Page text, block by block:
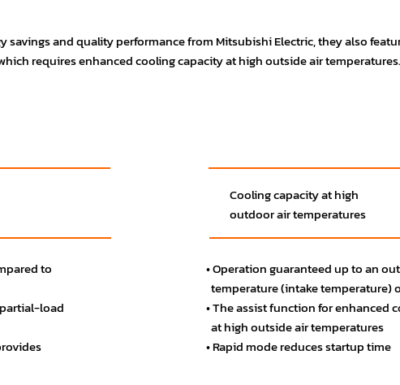
savings and quality performance from Mitsubishi Electric, they also
requires enhanced cooling capacity at high outside air temperatures.
to
load
Cooling capacity at high
outdoor air temperatures
• Operation guaranteed up to an
temperature (intake temperature)
• The assist function for enhanced
at high outside air temperatures
• Rapid mode reduces startup time